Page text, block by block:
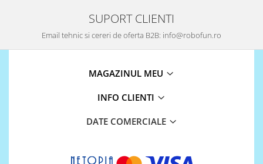
SUPORT CLIENTI
Email tehnic si cereri de oferta B2B: info@robofun.ro
MAGAZINUL MEU
INFO CLIENTI
DATE COMERCIALE